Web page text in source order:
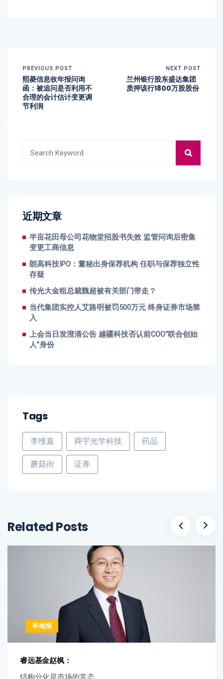
PREVIOUS POST
熙菱信息收年报问询
函：被追问是否利用不
合理的会计估计变更调
节利润
NEXT POST
兰州银行股东盛达集团
质押该行1800万股股份
近期文章
半亩花田母公司花物堂招股书失效 监管问询后密集
变更工商信息
朗高科技IPO：董秘出身保荐机构 任职与保荐独立性
存疑
传光大金租总裁魏超被有关部门带走？
当代集团实控人艾路明被罚500万元 终身证券市场禁
入
上会当日发澄清公告 越疆科技否认前COO“联合创始
人”身份
Tags
李维嘉 舜宇光学科技 药品
蘑菇街 证券
Related Posts
早晚报
睿远基金赵枫：
结构分化是市场的常态，